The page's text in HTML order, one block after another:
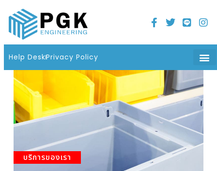
Help DeskPrivacy Policy
Home
21 มิถุนายน 2022
บริการของเรา